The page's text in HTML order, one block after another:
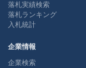
落札実績検索
落札ランキング
入札統計
企業情報
企業検索